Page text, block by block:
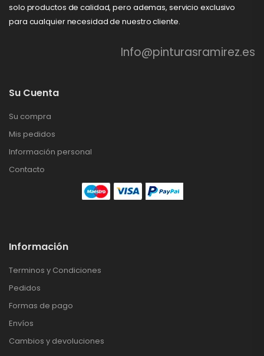
solo productos de calidad, pero ademas, servicio exclusivo
para cualquier necesidad de nuestro cliente.
Info@pinturasramirez.es
Su Cuenta
Su compra
Mis pedidos
Información personal
Contacto
Información
Terminos y Condiciones
Pedidos
Formas de pago
Envíos
Cambios y devoluciones